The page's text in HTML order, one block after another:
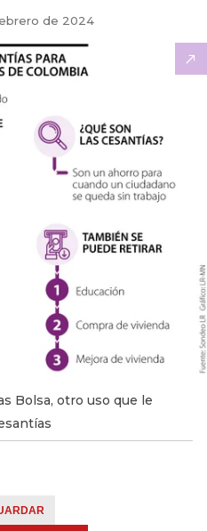
de 2024
Bolsa, otro uso que le